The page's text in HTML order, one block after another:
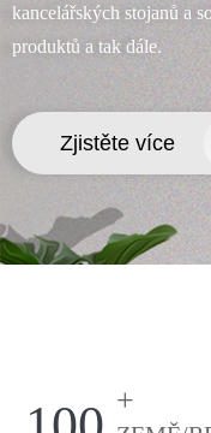
kancelářských stojanů a
produktů a tak dále.
Zjistěte více
+
Jsem
ODESLAT ŽÁDOST